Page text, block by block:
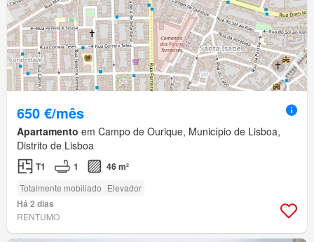
650 €/mês
Apartamento em Campo de Ourique, Município de Lisboa,
Distrito de Lisboa
T1 1 46 m²
Totalmente mobiliado Elevador
Há 2 dias
RENTUMO